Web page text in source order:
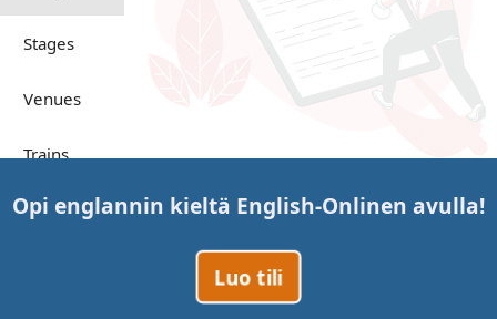
Stages
Venues
Trains
Bite, Bit,
Opi englannin kieltä English-Onlinen avulla!
Luo tili